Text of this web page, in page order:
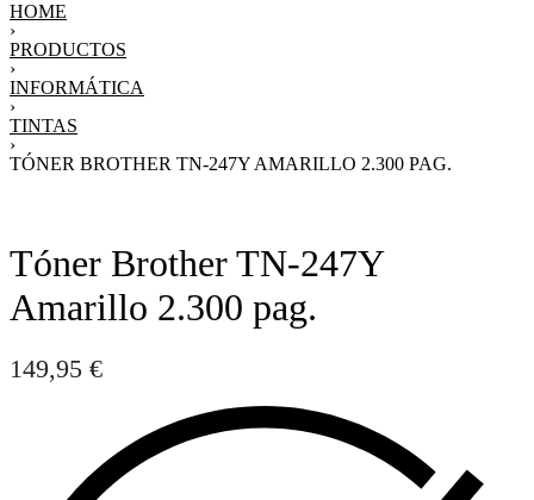
HOME
›
PRODUCTOS
›
INFORMÁTICA
›
TINTAS
›
TÓNER BROTHER TN-247Y AMARILLO 2.300 PAG.
Tóner Brother TN-247Y
Amarillo 2.300 pag.
149,95 €